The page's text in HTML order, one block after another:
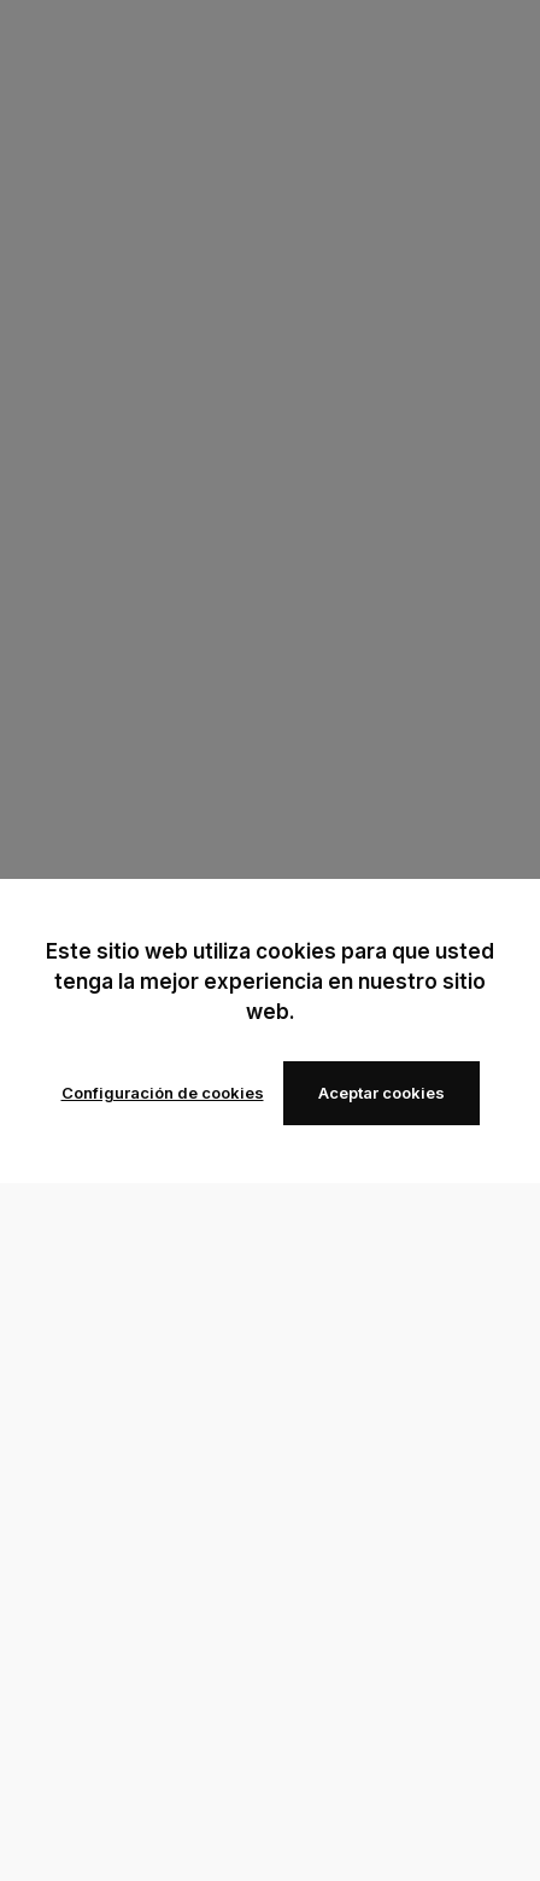
Este sitio web utiliza cookies para que usted
tenga la mejor experiencia en nuestro sitio
web.
Configuración de cookies Aceptar cookies